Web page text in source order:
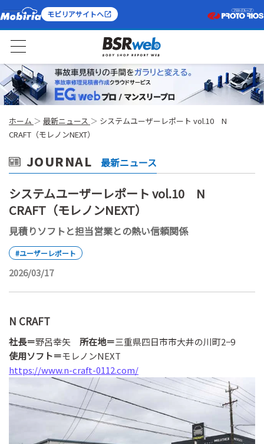
モビリアサイトへ
ホーム 最新ニュース
システムユーザーレポート vol.10 N
CRAFT（モレノンNEXT）
JOURNAL 最新ニュース
システムユーザーレポート vol.10 N
CRAFT（モレノンNEXT）
見積りソフトと担当営業との熱い信頼関係
#ユーザーレポート
2026/03/17
N CRAFT
社長＝野呂幸矢 所在地＝三重県四日市市大井の川町2−9
使用ソフト＝モレノンNEXT
https://www.n-craft-0112.com/